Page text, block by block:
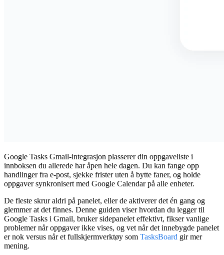
Google Tasks Gmail-integrasjon plasserer din oppgaveliste i
innboksen du allerede har åpen hele dagen. Du kan fange opp
handlinger fra e-post, sjekke frister uten å bytte faner, og holde
oppgaver synkronisert med Google Calendar på alle enheter.
De fleste skrur aldri på panelet, eller de aktiverer det én gang og
glemmer at det finnes. Denne guiden viser hvordan du legger til
Google Tasks i Gmail, bruker sidepanelet effektivt, fikser vanlige
problemer når oppgaver ikke vises, og vet når det innebygde panelet
er nok versus når et fullskjermverktøy som TasksBoard gir mer
mening.